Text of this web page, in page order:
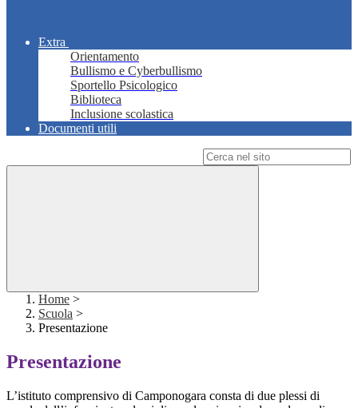
Extra
Orientamento
Bullismo e Cyberbullismo
Sportello Psicologico
Biblioteca
Inclusione scolastica
Documenti utili
Home >
Scuola >
Presentazione
Presentazione
L’istituto comprensivo di Camponogara consta di due plessi di